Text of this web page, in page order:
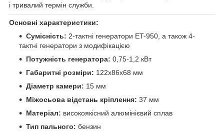
і тривалий термін служби.
Основні характеристики:
Сумісність: 2-тактні генератори ET-950, а також 4-
тактні генератори з модифікацією
Потужність генератора: 0,75-1,2 кВт
Габаритні розміри: 122х86х68 мм
Діаметр камери: 15 мм
Міжосьова відстань кріплення: 37 мм
Матеріал: високоякісний алюмінієвий сплав
Тип пального: бензин